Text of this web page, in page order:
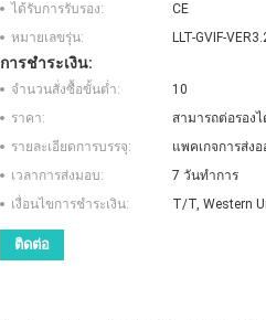
ได้รับการรับรอง:
CE
หมายเลขรุ่น:
LLT-GVIF-
การชำระเงิน:
จำนวนสั่งซื้อขั้นต่ำ:
10
ราคา:
สามารถต่อรองไ
รายละเอียดการบรรจุ:
แพคเกจการส่ง
เวลาการส่งมอบ:
7 วันทำการ
เงื่อนไขการชำระเงิน:
T/T, Western
ติดต่อ